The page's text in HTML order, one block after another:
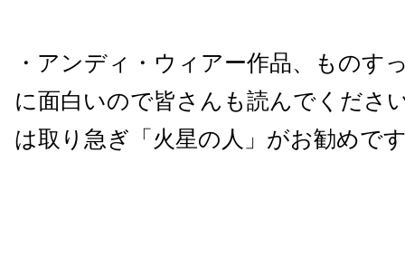
・アンディ・ウィアー作品、ものす
に面白いので皆さんも読んでくださ
は取り急ぎ「火星の人」がお勧めで